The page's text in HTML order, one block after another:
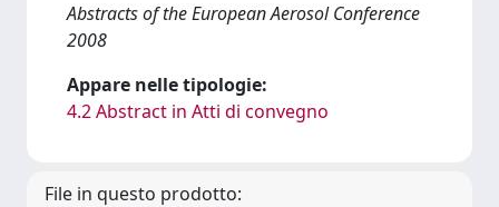
Abstracts of the European Aerosol Conference
2008
Appare nelle tipologie:
4.2 Abstract in Atti di convegno
File in questo prodotto: